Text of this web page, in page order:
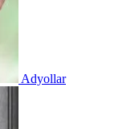
Adyollar